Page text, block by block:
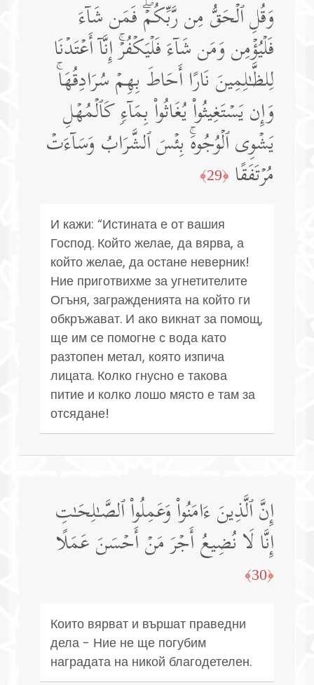
وَقُلِ ٱلۡحَقُّ مِن رَّبِّكُمۡۖ فَمَن شَاۤءَ
فَلۡیُؤۡمِن وَمَن شَاۤءَ فَلۡیَكۡفُرۡۚ إِنَّاۤ أَعۡتَدۡنَا
لِلظَّـٰلِمِینَ نَارًا أَحَاطَ بِهِمۡ سُرَادِقُهَاۚ
وَإِن یَسۡتَغِیثُوا۟ یُغَاثُوا۟ بِمَاۤءࣲ كَٱلۡمُهۡلِ
یَشۡوِی ٱلۡوُجُوهَۚ بِئۡسَ ٱلشَّرَابُ وَسَاۤءَتۡ
مُرۡتَفَقًا ﴿29﴾
И кажи: “Истината е от вашия
Господ. Който желае, да вярва, а
който желае, да остане неверник!
Ние приготвихме за угнетителите
Огъня, загражденията на който ги
обкръжават. И ако викнат за помощ,
ще им се помогне с вода като
разтопен метал, която изпича
лицата. Колко гнусно е такова
питие и колко лошо място е там за
отсядане!
إِنَّ ٱلَّذِینَ ءَامَنُوا۟ وَعَمِلُوا۟ ٱلصَّـٰلِحَـٰتِ
إِنَّا لَا نُضِیعُ أَجۡرَ مَنۡ أَحۡسَنَ عَمَلًا
﴿30﴾
Които вярват и вършат праведни
дела - Ние не ще погубим
наградата на никой благодетелен.